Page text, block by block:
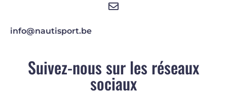
info@nautisport.be
Suivez-nous sur les réseaux
sociaux